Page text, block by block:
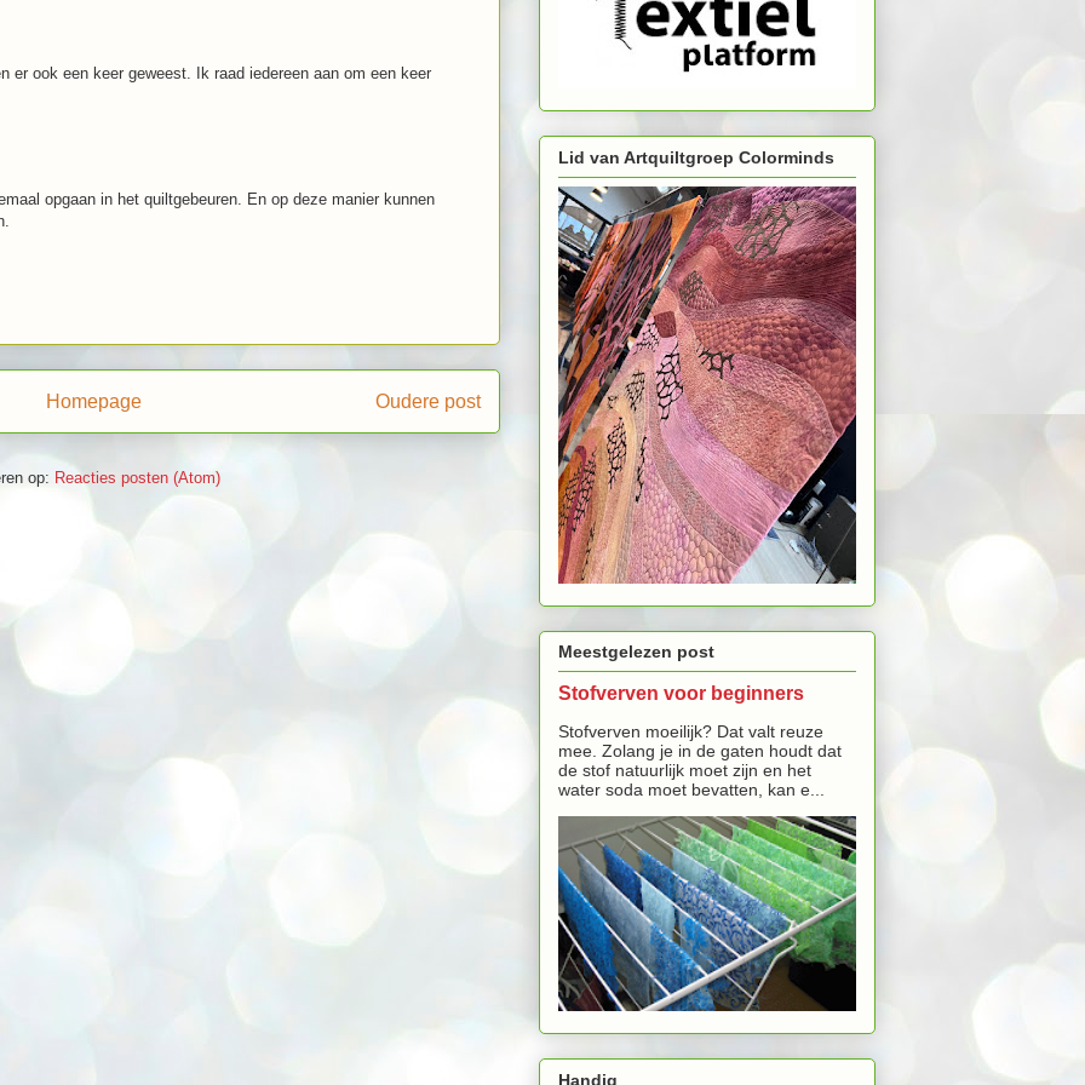
er ook een keer geweest. Ik raad iedereen aan om een keer
opgaan in het quiltgebeuren. En op deze manier kunnen
Oudere post
Homepage
op: Reacties posten (Atom)
Lid van Artquiltgroep Colorminds
Meestgelezen post
Stofverven voor beginners
Stofverven moeilijk? Dat valt reuze
mee. Zolang je in de gaten houdt dat
de stof natuurlijk moet zijn en het
water soda moet bevatten, kan e...
Handig